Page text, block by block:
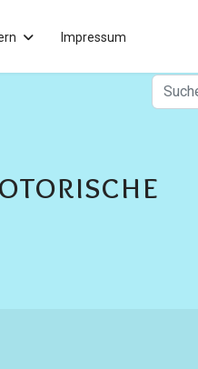
Impressum
Suchen